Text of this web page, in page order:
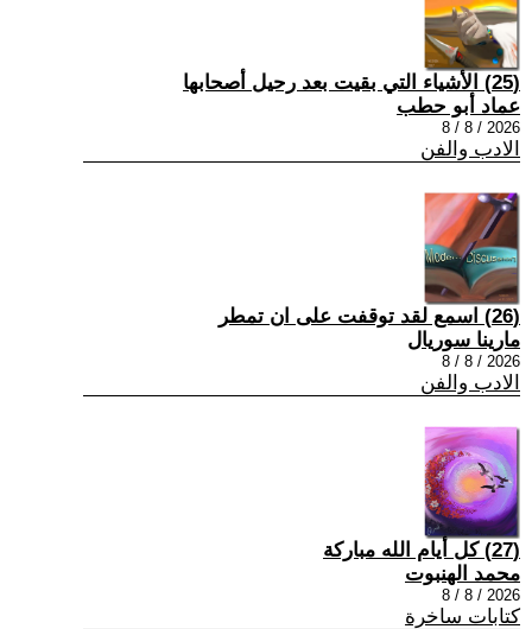
(25) الأشياء التي بقيت بعد رحيل أصحابها
عماد أبو حطب
2026 / 8 / 8
الادب والفن
(26) اسمع لقد توقفت على ان تمطر
مارينا سوريال
2026 / 8 / 8
الادب والفن
(27) كل أيام الله مباركة
محمد الهنبوت
2026 / 8 / 8
كتابات ساخرة